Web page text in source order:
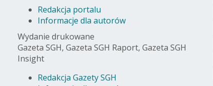
Redakcja portalu
Informacje dla autorów
Wydanie drukowane
Gazeta SGH, Gazeta SGH Raport, Gazeta SGH
Insight
Redakcja Gazety SGH